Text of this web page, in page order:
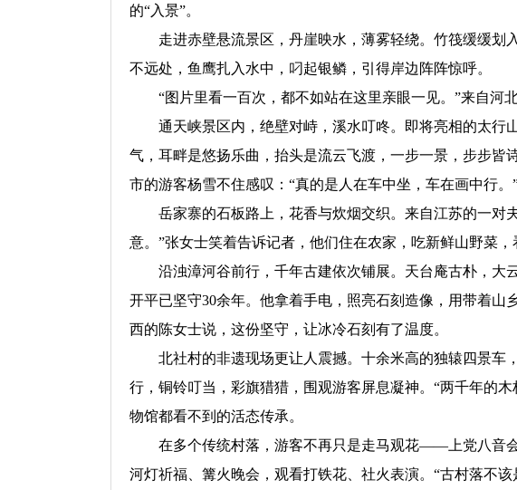
的“入景”。
走进赤壁悬流景区，丹崖映水，薄雾轻绕。竹筏缓缓划入
不远处，鱼鹰扎入水中，叼起银鳞，引得岸边阵阵惊呼。
“图片里看一百次，都不如站在这里亲眼一见。”来自河
通天峡景区内，绝壁对峙，溪水叮咚。即将亮相的太行
气，耳畔是悠扬乐曲，抬头是流云飞渡，一步一景，步步皆
市的游客杨雪不住感叹：“真的是人在车中坐，车在画中行。
岳家寨的石板路上，花香与炊烟交织。来自江苏的一对
意。”张女士笑着告诉记者，他们住在农家，吃新鲜山野菜
沿浊漳河谷前行，千年古建依次铺展。天台庵古朴，大
开平已坚守30余年。他拿着手电，照亮石刻造像，用带着
西的陈女士说，这份坚守，让冰冷石刻有了温度。
北社村的非遗现场更让人震撼。十余米高的独辕四景车
行，铜铃叮当，彩旗猎猎，围观游客屏息凝神。“两千年的
物馆都看不到的活态传承。
在多个传统村落，游客不再只是走马观花——上党八音会
河灯祈福、篝火晚会，观看打铁花、社火表演。“古村落不